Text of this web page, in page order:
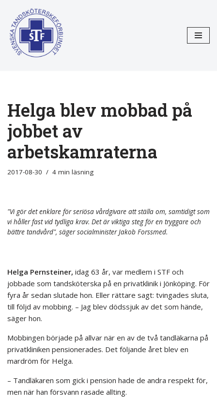
Hoppa
till
innehåll
Helga blev mobbad på
jobbet av
arbetskamraterna
2017-08-30 4 min läsning
"Vi gör det enklare för seriösa vårdgivare att ställa om, samtidigt som
vi håller fast vid tydliga krav. Det är viktiga steg för en tryggare och
bättre tandvård", säger socialminister Jakob Forssmed.
Helga Pernsteiner, idag 63 år, var medlem i STF och
jobbade som tandsköterska på en privatklinik i Jönköping. För
fyra år sedan slutade hon. Eller rättare sagt: tvingades sluta,
till följd av mobbing. – Jag blev dödssjuk av det som hände,
säger hon.
Mobbingen började på allvar när en av de två tandläkarna på
privatkliniken pensionerades. Det följande året blev en
mardröm för Helga.
– Tandläkaren som gick i pension hade de andra respekt för,
men när han försvann rasade allting.